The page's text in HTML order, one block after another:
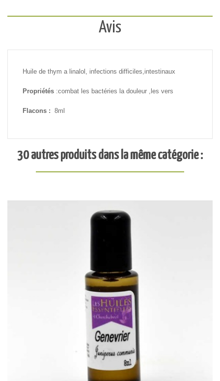
Avis
Huile de thym a linalol, infections difficiles,intestinaux
Propriétés :combat les bactéries la douleur ,les vers
Flacons : 8ml
30 autres produits dans la même catégorie :